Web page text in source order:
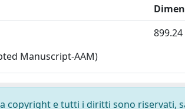
Manuscript-AAM)
899.24
copyright e tutti i diritti sono riservati,